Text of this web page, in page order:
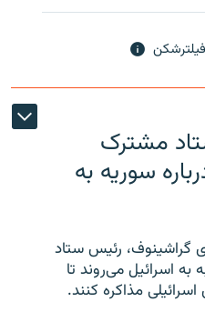
مشترک
سوریه به
گراشینوف، رئیس ستاد
اسرائیل می‌روند تا
مذاکره کنند.